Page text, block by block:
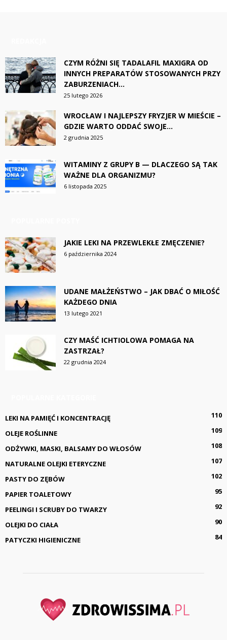
CZYM RÓŻNI SIĘ TADALAFIL MAXIGRA OD
INNYCH PREPARATÓW STOSOWANYCH PRZY
ZABURZENIACH...
25 lutego 2026
WROCŁAW I NAJLEPSZY FRYZJER W MIEŚCIE –
GDZIE WARTO ODDAĆ SWOJE...
2 grudnia 2025
WITAMINY Z GRUPY B — DLACZEGO SĄ TAK
WAŻNE DLA ORGANIZMU?
6 listopada 2025
JAKIE LEKI NA PRZEWLEKŁE ZMĘCZENIE?
6 października 2024
UDANE MAŁŻEŃSTWO – JAK DBAĆ O MIŁOŚĆ
KAŻDEGO DNIA
13 lutego 2021
CZY MAŚĆ ICHTIOLOWA POMAGA NA
ZASTRZAŁ?
22 grudnia 2024
LEKI NA PAMIĘĆ I KONCENTRACJĘ
110
OLEJE ROŚLINNE
109
ODŻYWKI, MASKI, BALSAMY DO WŁOSÓW
108
NATURALNE OLEJKI ETERYCZNE
107
PASTY DO ZĘBÓW
102
PAPIER TOALETOWY
95
PEELINGI I SCRUBY DO TWARZY
92
OLEJKI DO CIAŁA
90
PATYCZKI HIGIENICZNE
84